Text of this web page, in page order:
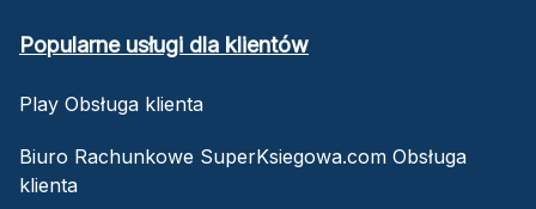
Popularne usługi dla klientów
Play Obsługa klienta
Biuro Rachunkowe SuperKsiegowa.com Obsługa
klienta